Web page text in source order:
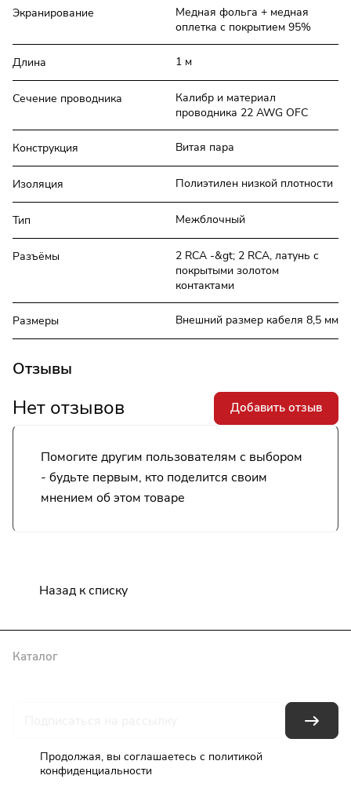
Экранирование
Медная фольга + медная
оплетка с покрытием 95%
Длина 1 м
Сечение проводника
Калибр и материал
проводника 22 AWG OFC
Конструкция Витая пара
Изоляция Полиэтилен низкой плотности
Тип Межблочный
Разъёмы
2 RCA -&gt; 2 RCA, латунь с
покрытыми золотом
контактами
Размеры Внешний размер кабеля 8,5 мм
Отзывы
Помогите другим пользователям с выбором
- будьте первым, кто поделится своим
мнением об этом товаре
Нет отзывов Добавить отзыв
Назад к списку
Каталог
Продолжая, вы соглашаетесь с политикой
конфиденциальности